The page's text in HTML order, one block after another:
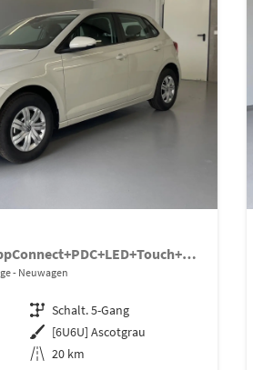
1.0 MPI Sitzheizung+AppConnect+PDC+LED+Touch+Lichtsensor+MultiLenkrad
Neuwagen
Getriebe Schalt. 5-Gang
Außenfarbe [6U6U] Ascotgrau
Kilometerstand 20 km